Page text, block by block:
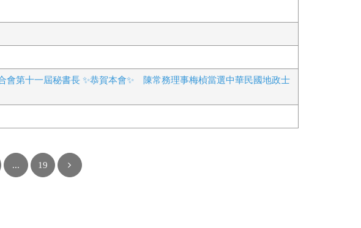
第十一屆秘書長 ✨恭賀本會✨ 陳常務理事梅楨當選中華民國地政士
... 19